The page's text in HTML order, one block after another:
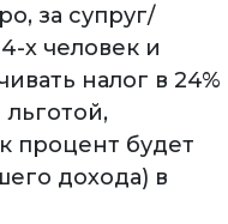
за супруг/
х человек и
налог в 24%
процент будет
дохода) в